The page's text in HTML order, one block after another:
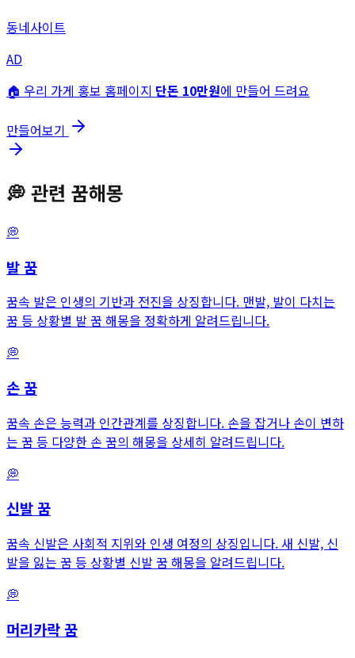
동네사이트
AD
🏠 우리 가게 홍보 홈페이지 단돈 10만원에 만들어 드려요
만들어보기
💭 관련 꿈해몽
💭
발 꿈
꿈속 발은 인생의 기반과 전진을 상징합니다. 맨발, 발이 다치는
꿈 등 상황별 발 꿈 해몽을 정확하게 알려드립니다.
💭
손 꿈
꿈속 손은 능력과 인간관계를 상징합니다. 손을 잡거나 손이 변하
는 꿈 등 다양한 손 꿈의 해몽을 상세히 알려드립니다.
💭
신발 꿈
꿈속 신발은 사회적 지위와 인생 여정의 상징입니다. 새 신발, 신
발을 잃는 꿈 등 상황별 신발 꿈 해몽을 알려드립니다.
💭
머리카락 꿈